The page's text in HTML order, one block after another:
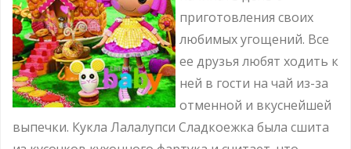
приготовления своих
любимых угощений. Все
ее друзья любят ходить к
ней в гости на чай из-за
отменной и вкуснейшей
выпечки. Кукла Лалалупси Сладкоежка была сшита